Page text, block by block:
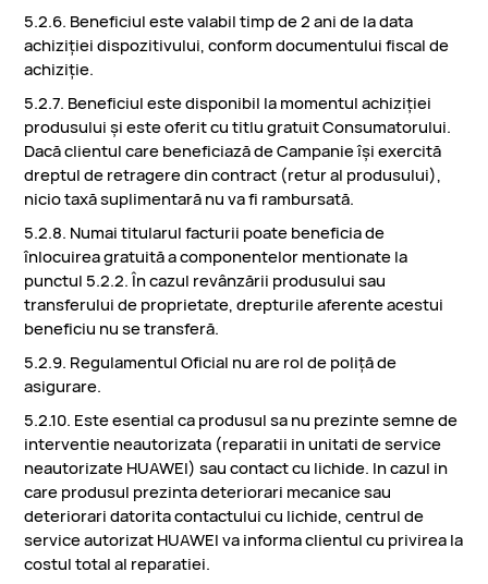
5.2.6. Beneficiul este valabil timp de 2 ani de la data
achiziției dispozitivului, conform documentului fiscal de
achiziție.
5.2.7. Beneficiul este disponibil la momentul achiziției
produsului și este oferit cu titlu gratuit Consumatorului.
Dacă clientul care beneficiază de Campanie își exercită
dreptul de retragere din contract (retur al produsului),
nicio taxă suplimentară nu va fi rambursată.
5.2.8. Numai titularul facturii poate beneficia de
înlocuirea gratuită a componentelor mentionate la
punctul 5.2.2. În cazul revânzării produsului sau
transferului de proprietate, drepturile aferente acestui
beneficiu nu se transferă.
5.2.9. Regulamentul Oficial nu are rol de poliță de
asigurare.
5.2.10. Este esential ca produsul sa nu prezinte semne de
interventie neautorizata (reparatii in unitati de service
neautorizate HUAWEI) sau contact cu lichide. In cazul in
care produsul prezinta deteriorari mecanice sau
deteriorari datorita contactului cu lichide, centrul de
service autorizat HUAWEI va informa clientul cu privirea la
costul total al reparatiei.